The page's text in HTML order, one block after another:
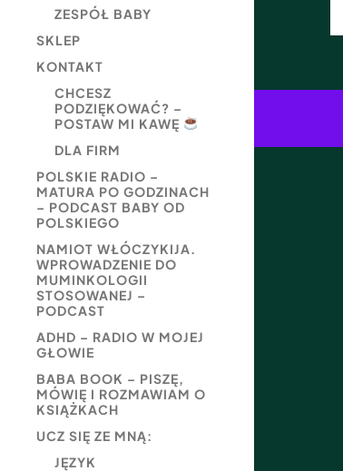
ZESPÓŁ BABY
SKLEP
KONTAKT
CHCESZ
PODZIĘKOWAĆ? –
POSTAW MI KAWĘ
DLA FIRM
POLSKIE RADIO –
MATURA PO GODZINACH
– PODCAST BABY OD
POLSKIEGO
NAMIOT WŁÓCZYKIJA.
WPROWADZENIE DO
MUMINKOLOGII
STOSOWANEJ –
PODCAST
ADHD – RADIO W MOJEJ
GŁOWIE
BABA BOOK – PISZĘ,
MÓWIĘ I ROZMAWIAM O
KSIĄŻKACH
UCZ SIĘ ZE MNĄ:
JĘZYK